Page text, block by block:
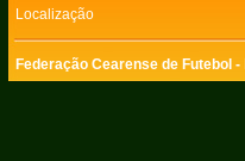
Localização
Federação Cearense de Futebol -